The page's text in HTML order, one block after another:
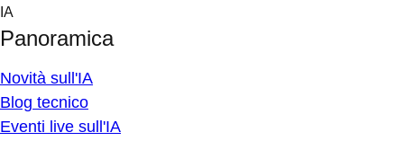
Skip
content
IA
Panoramica
Novità sull'IA
Blog tecnico
Eventi live sull'IA